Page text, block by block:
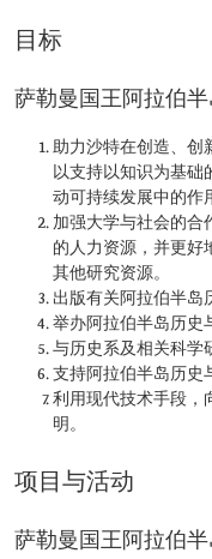
目标
萨勒曼国王阿拉伯
助力沙特在创造、创
以支持以知识为基础
动可持续发展中的作
加强大学与社会的合
的人力资源，并更好
其他研究资源。
出版有关阿拉伯半岛
举办阿拉伯半岛历史
与历史系及相关科学
支持阿拉伯半岛历史
利用现代技术手段，
明。
项目与活动
萨勒曼国王阿拉伯